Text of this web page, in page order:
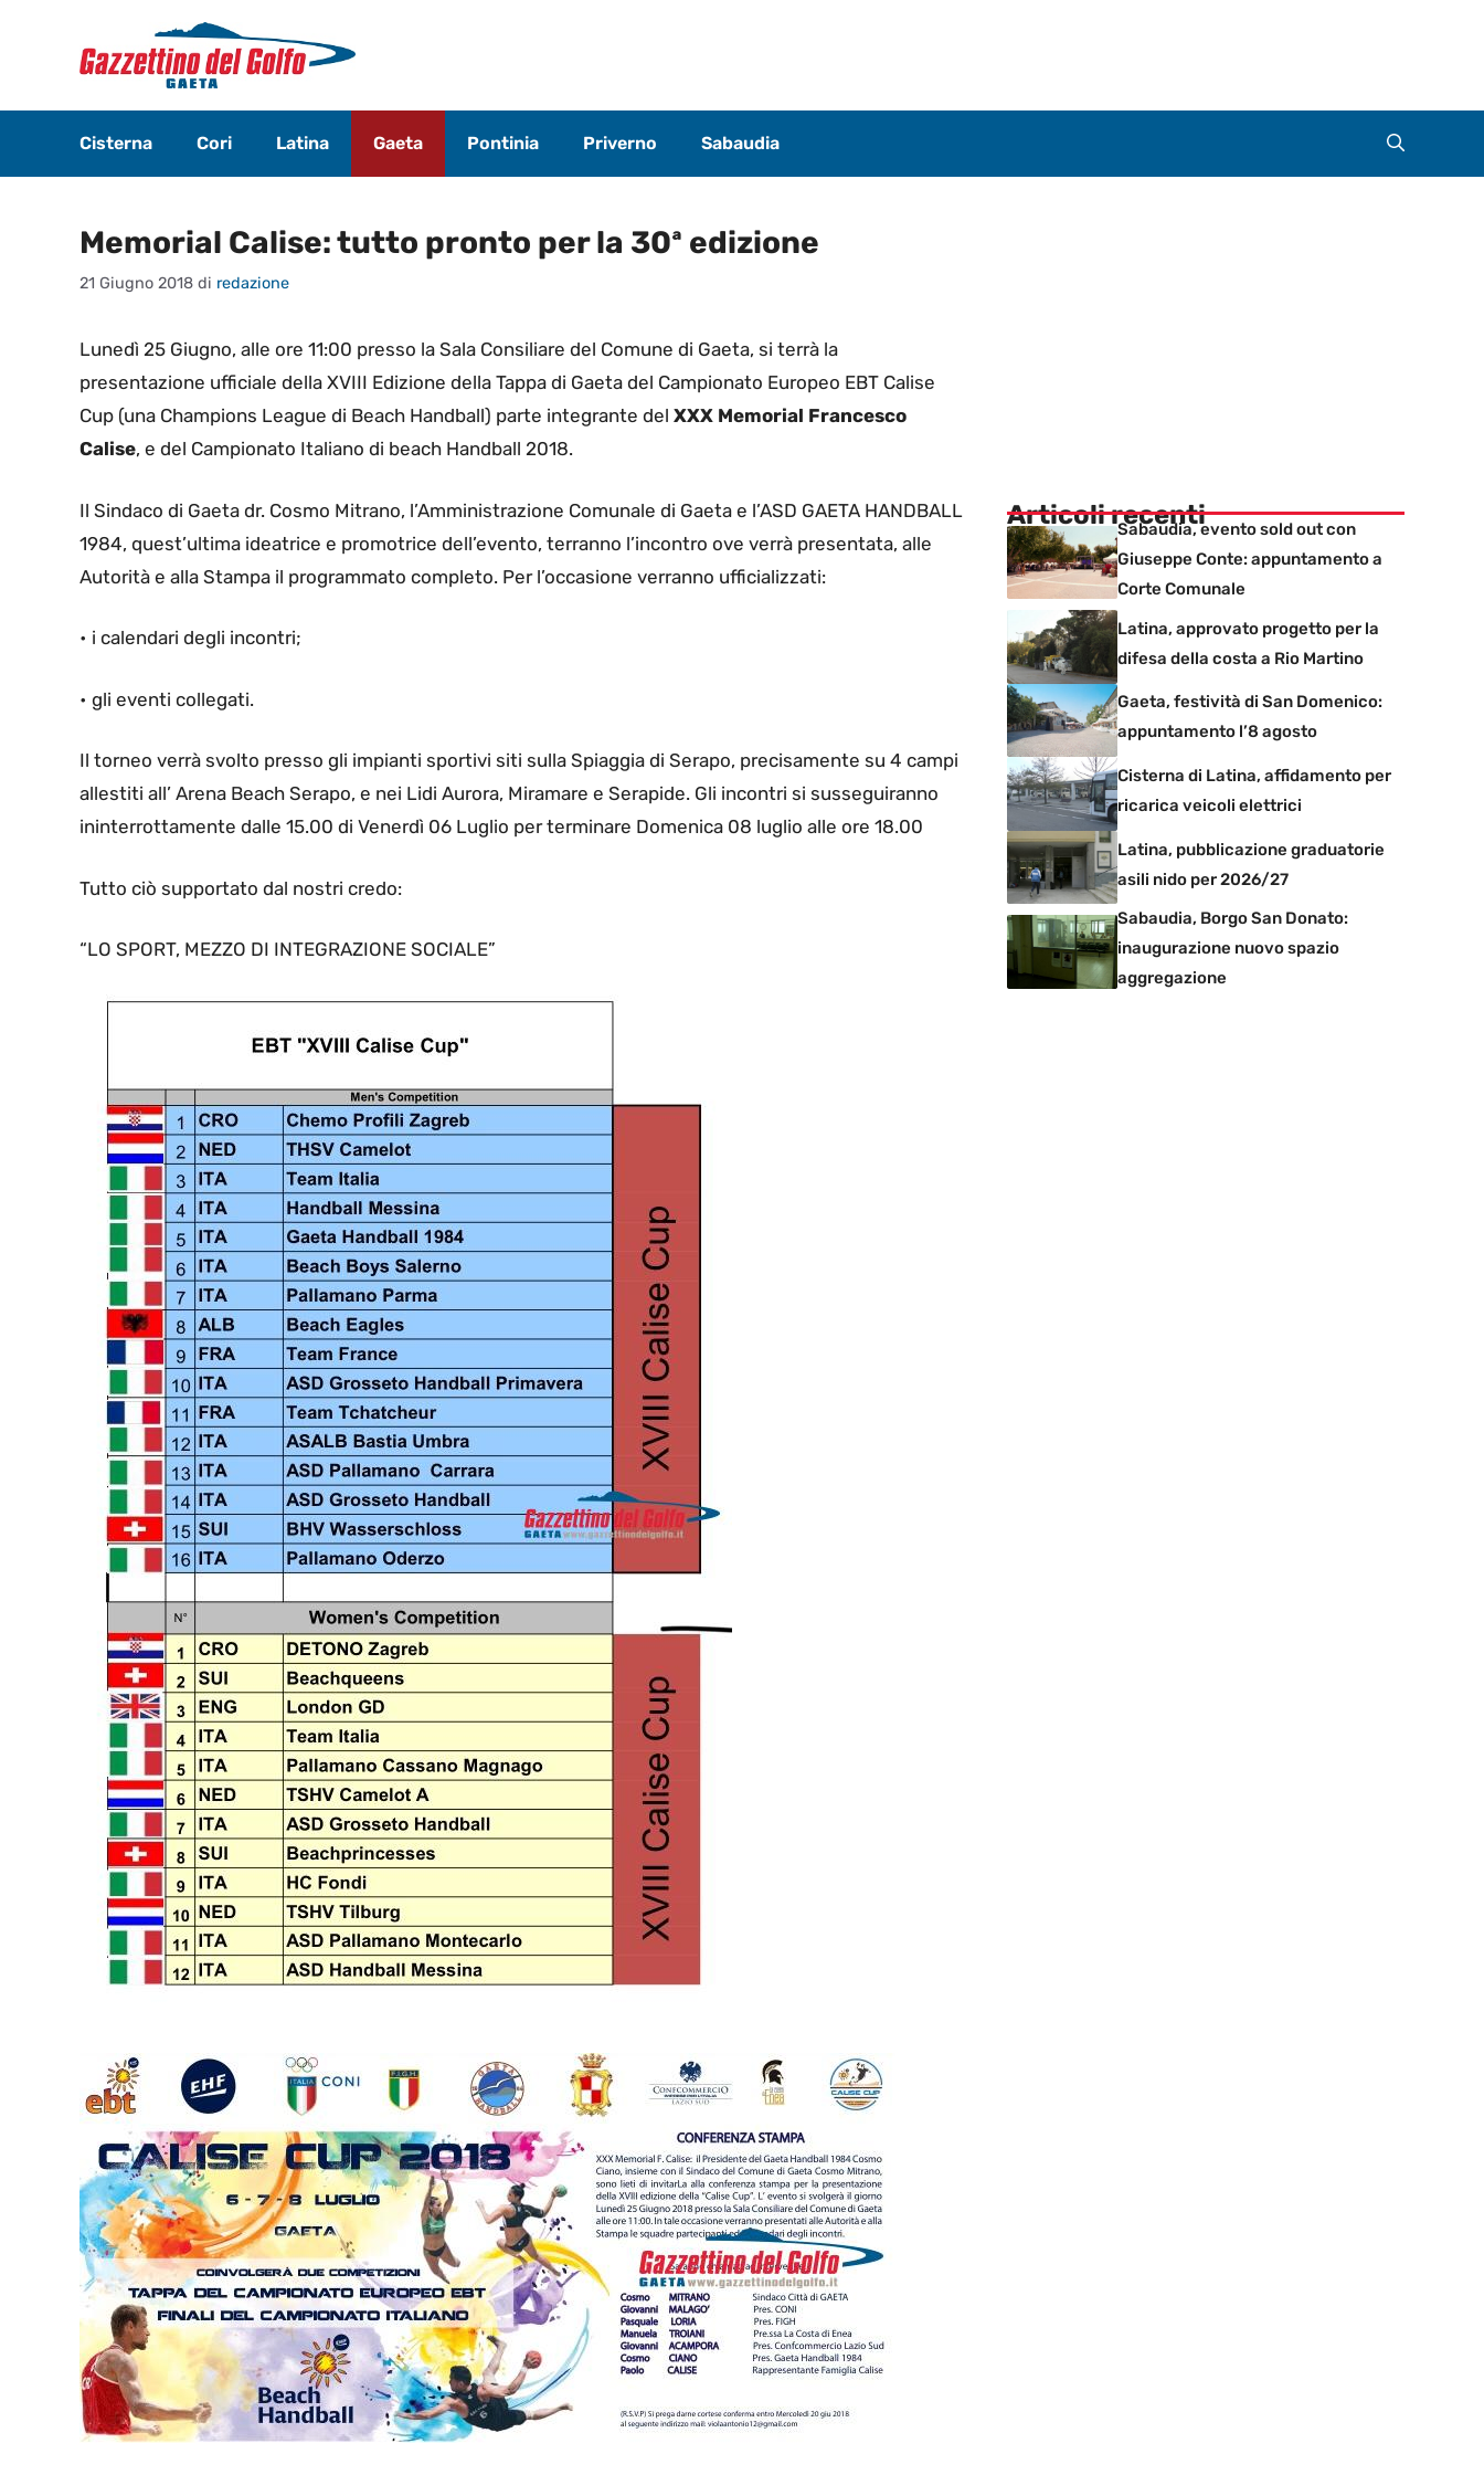
contenuto
Cisterna Cori Latina Gaeta Pontinia Priverno Sabaudia
Memorial Calise: tutto pronto per la 30ª edizione
21 Giugno 2018 di redazione
Lunedì 25 Giugno, alle ore 11:00 presso la Sala Consiliare del Comune di Gaeta, si terrà la
presentazione ufficiale della XVIII Edizione della Tappa di Gaeta del Campionato Europeo EBT Calise
Cup (una Champions League di Beach Handball) parte integrante del XXX Memorial Francesco
Calise, e del Campionato Italiano di beach Handball 2018.
Il Sindaco di Gaeta dr. Cosmo Mitrano, l’Amministrazione Comunale di Gaeta e l’ASD GAETA HANDBALL
1984, quest’ultima ideatrice e promotrice dell’evento, terranno l’incontro ove verrà presentata, alle
Autorità e alla Stampa il programmato completo. Per l’occasione verranno ufficializzati:
• i calendari degli incontri;
• gli eventi collegati.
Il torneo verrà svolto presso gli impianti sportivi siti sulla Spiaggia di Serapo, precisamente su 4 campi
allestiti all’ Arena Beach Serapo, e nei Lidi Aurora, Miramare e Serapide. Gli incontri si susseguiranno
ininterrottamente dalle 15.00 di Venerdì 06 Luglio per terminare Domenica 08 luglio alle ore 18.00
Tutto ciò supportato dal nostri credo:
“LO SPORT, MEZZO DI INTEGRAZIONE SOCIALE”
Articoli recentiSabaudia, evento sold out con
Giuseppe Conte: appuntamento a
Corte Comunale
Latina, approvato progetto per la
difesa della costa a Rio Martino
Gaeta, festività di San Domenico:
appuntamento l’8 agosto
Cisterna di Latina, affidamento per
ricarica veicoli elettrici
Latina, pubblicazione graduatorie
asili nido per 2026/27
Sabaudia, Borgo San Donato:
inaugurazione nuovo spazio
aggregazione